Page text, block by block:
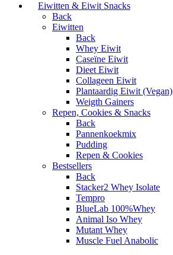
Eiwitten & Eiwit Snacks
Back
Eiwitten
Back
Whey Eiwit
Caseïne Eiwit
Dieet Eiwit
Collageen Eiwit
Plantaardig Eiwit (Vegan)
Weigth Gainers
Repen, Cookies & Snacks
Back
Pannenkoekmix
Pudding
Repen & Cookies
Bestsellers
Back
Stacker2 Whey Isolate
Tempro
BlueLab 100%Whey
Animal Iso Whey
Mutant Whey
Muscle Fuel Anabolic